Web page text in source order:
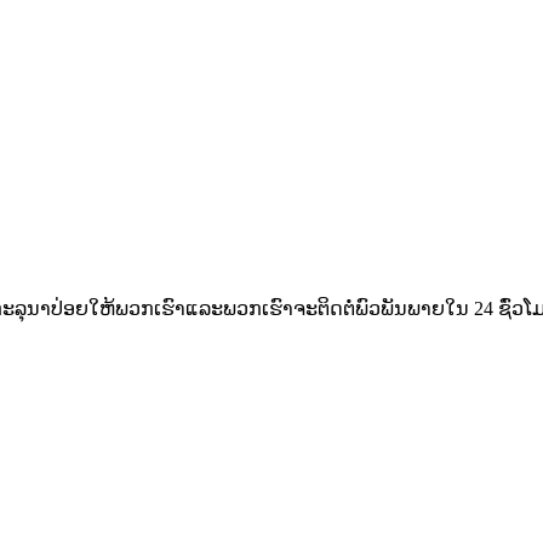
ນາ​ປ່ອຍ​ໃຫ້​ພວກ​ເຮົາ​ແລະ​ພວກ​ເຮົາ​ຈະ​ຕິດ​ຕໍ່​ພົວ​ພັນ​ພາຍ​ໃນ 24 ຊົ່ວ​ໂ